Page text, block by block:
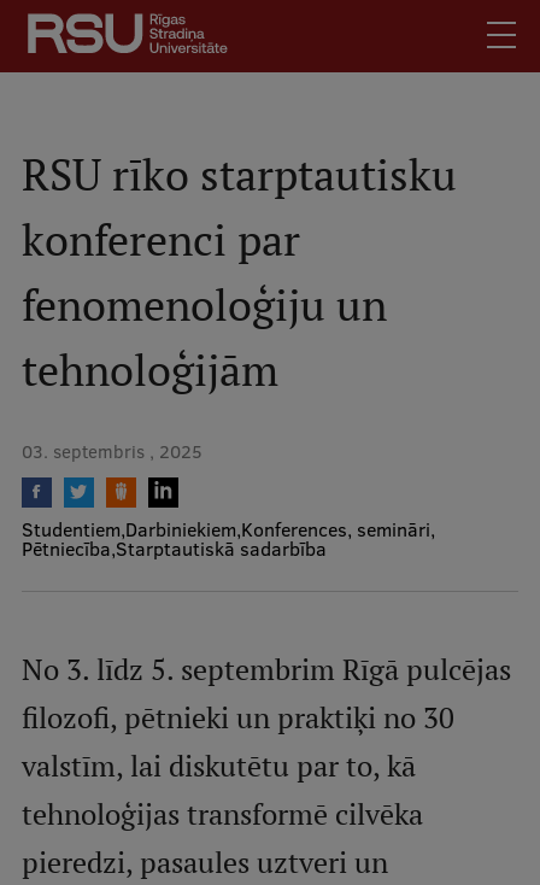
Pārlekt
galveno
saturu
Mobile
augšējā
izvēlne
Studentiem
Darba devējiem
Kontakti
Vakances
Mobile
izvēlne
Pamatstudiju programmas
Maģistra studiju programmas
Doktorantūra
RSU rīko starptautisku
konferenci par
fenomenoloģiju un
tehnoloģijām
03. septembris , 2025
Studentiem Darbiniekiem Konferences, semināri
Pētniecība Starptautiskā sadarbība
No 3. līdz 5. septembrim Rīgā pulcējas
filozofi, pētnieki un praktiķi no 30
valstīm, lai diskutētu par to, kā
tehnoloģijas transformē cilvēka
pieredzi, pasaules uztveri un